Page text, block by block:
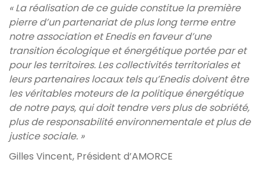
« La réalisation de ce guide constitue la première
pierre d’un partenariat de plus long terme entre
notre association et Enedis en faveur d’une
transition écologique et énergétique portée par et
pour les territoires. Les collectivités territoriales et
leurs partenaires locaux tels qu’Enedis doivent être
les véritables moteurs de la politique énergétique
de notre pays, qui doit tendre vers plus de sobriété,
plus de responsabilité environnementale et plus de
justice sociale. »
Gilles Vincent, Président d’AMORCE